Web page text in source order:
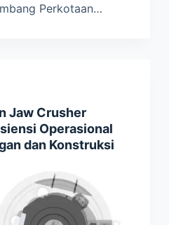
Perkotaan…
Jaw Crusher
Operasional
dan Konstruksi